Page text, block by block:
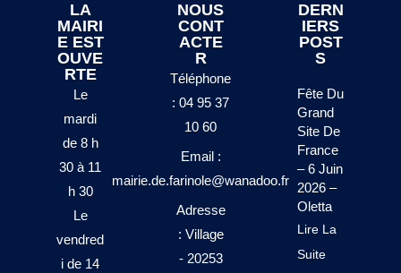
LA
MAIRI
E EST
OUVE
RTE
Le
mardi
de 8 h
30 à 11
h 30
Le
vendred
i de 14
NOUS
CONT
ACTE
R
Téléphone
: 04 95 37
10 60
Email :
mairie.de.farinole@wanadoo.fr
Adresse
: Village
- 20253
DERN
IERS
POST
S
Fête Du
Grand
Site De
France
– 6 Juin
2026 –
Oletta
Lire La
Suite